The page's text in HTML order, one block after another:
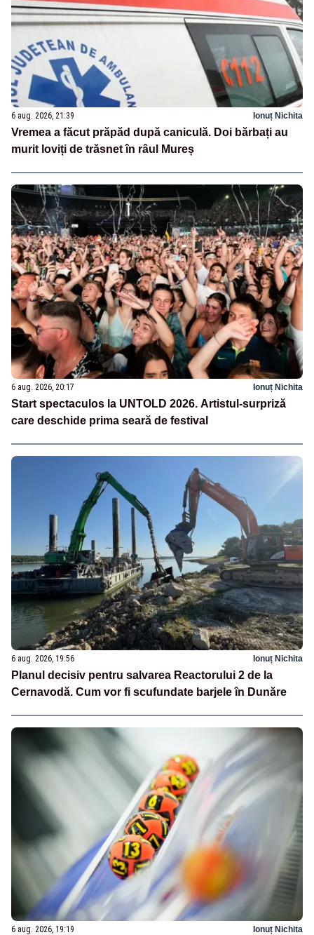
6 aug. 2026, 21:39 Ionuț Nichita
Vremea a făcut prăpăd după caniculă. Doi bărbați au
murit loviți de trăsnet în râul Mureș
6 aug. 2026, 20:17 Ionuț Nichita
Start spectaculos la UNTOLD 2026. Artistul-surpriză
care deschide prima seară de festival
6 aug. 2026, 19:56 Ionuț Nichita
Planul decisiv pentru salvarea Reactorului 2 de la
Cernavodă. Cum vor fi scufundate barjele în Dunăre
6 aug. 2026, 19:19 Ionuț Nichita